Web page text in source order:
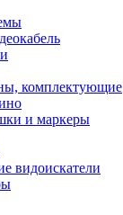
комплектующие
и маркеры
видоискатели